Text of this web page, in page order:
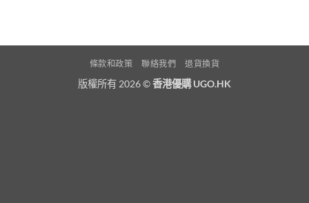
條款和政策 聯絡我們 退貨換貨
版權所有 2026 ©香港優購 UGO.HK